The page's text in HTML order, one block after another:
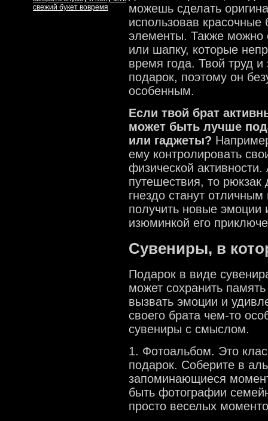
свежий букет вовремя
можешь сделать
использовав
элементы. Также можно
или шапку, которые
время года. Твой труд
подарок, поэтому он
особенным.
Если твой брат
может быть лучше
или гаджеты?
ему контролировать
физической
путешествия, то
гнездо станут
получить новые эмоции
изюминкой его
Сувениры, в
Подарок в виде
может сохранить
вызвать эмоции и
своего брата чем-то
сувениры с смыслом.
1. Фотоальбом. Это
подарок. Соберите в
запоминающиеся
быть фотографии
просто веселых